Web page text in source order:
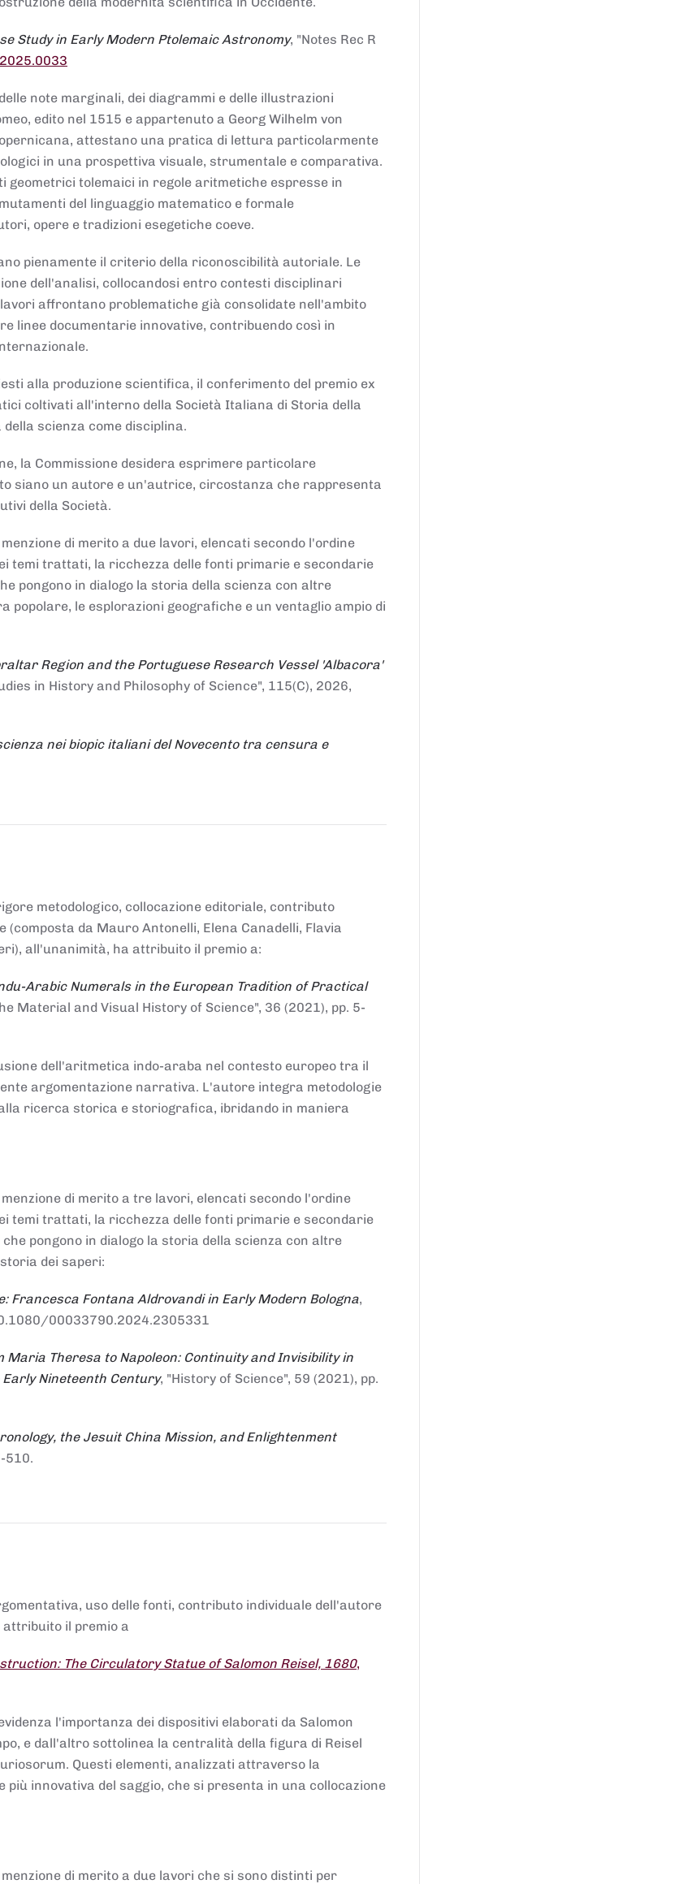
Study in Early Modern Ptolemaic Astronomy, "Notes Rec R
note marginali, dei diagrammi e delle illustrazioni
edito nel 1515 e appartenuto a Georg Wilhelm von
attestano una pratica di lettura particolarmente
in una prospettiva visuale, strumentale e comparativa.
tolemaici in regole aritmetiche espresse in
del linguaggio matematico e formale
opere e tradizioni esegetiche coeve.
pienamente il criterio della riconoscibilità autoriale. Le
dell'analisi, collocandosi entro contesti disciplinari
affrontano problematiche già consolidate nell'ambito
linee documentarie innovative, contribuendo così in
alla produzione scientifica, il conferimento del premio ex
coltivati all'interno della Società Italiana di Storia della
scienza come disciplina.
la Commissione desidera esprimere particolare
siano un autore e un'autrice, circostanza che rappresenta
della Società.
di merito a due lavori, elencati secondo l'ordine
temi trattati, la ricchezza delle fonti primarie e secondarie
pongono in dialogo la storia della scienza con altre
le esplorazioni geografiche e un ventaglio ampio di
Region and the Portuguese Research Vessel 'Albacora'
in History and Philosophy of Science", 115(C), 2026,
nei biopic italiani del Novecento tra censura e
metodologico, collocazione editoriale, contributo
da Mauro Antonelli, Elena Canadelli, Flavia
all'unanimità, ha attribuito il premio a:
Arabic Numerals in the European Tradition of Practical
Material and Visual History of Science", 36 (2021), pp. 5-
dell'aritmetica indo-araba nel contesto europeo tra il
argomentazione narrativa. L'autore integra metodologie
ricerca storica e storiografica, ibridando in maniera
di merito a tre lavori, elencati secondo l'ordine
temi trattati, la ricchezza delle fonti primarie e secondarie
pongono in dialogo la storia della scienza con altre
dei saperi:
Francesca Fontana Aldrovandi in Early Modern Bologna,
00033790.2024.2305331
Maria Theresa to Napoleon: Continuity and Invisibility in
Nineteenth Century, "History of Science", 59 (2021), pp.
the Jesuit China Mission, and Enlightenment
510.
uso delle fonti, contributo individuale dell'autore
attribuito il premio a
The Circulatory Statue of Salomon Reisel, 1680,
l'importanza dei dispositivi elaborati da Salomon
e dall'altro sottolinea la centralità della figura di Reisel
Questi elementi, analizzati attraverso la
innovativa del saggio, che si presenta in una collocazione
di merito a due lavori che si sono distinti per